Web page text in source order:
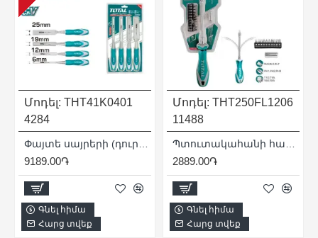
Մոդել: THT41K0401
4284
9189.00֏
Գնել հիմա
Հարց տվեք
Մոդել: THT250FL1206
11488
2889.00֏
Գնել հիմա
Հարց տվեք